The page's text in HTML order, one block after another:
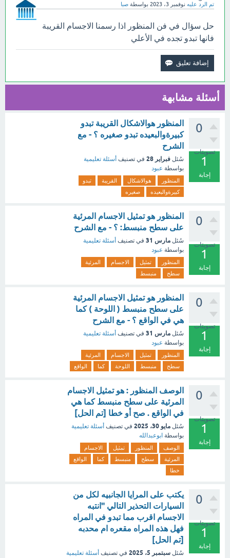
تم الرد عليه نوفمبر 3، 2023 بواسطة صبا
حل سؤال في فن المنظور اذا رسمنا الاجسام القريبة
فانها تبدو تجده في الأعلي
أسئلة مشابهة
0
تصويتات
1
إجابة
المنظور هوالاشكال القريبة تبدو
كبيرةوالبعيده تبدو صغيره ؟ - مع
الشرح
سُئل فبراير 28 في تصنيف أسئلة تعليمية
بواسطة عبود
المنظور هوالاشكال القريبة
تبدو
كبيرةوالبعيده
صغيره
0
تصويتات
1
إجابة
المنظور هو تمثيل الاجسام المرئية
على سطح منبسط: ؟ - مع الشرح
سُئل مارس 31 في تصنيف أسئلة تعليمية
بواسطة عبود
المنظور تمثيل الاجسام
المرئية
سطح
منبسط
0
تصويتات
1
إجابة
المنظور هو تمثيل الاجسام المرئية
على سطح منبسط ( اللوحة ) كما
هي في الواقع ؟ - مع الشرح
سُئل مارس 31 في تصنيف أسئلة تعليمية
بواسطة عبود
المنظور تمثيل الاجسام
المرئية
سطح
منبسط اللوحة كما الواقع
0
تصويتات
1
إجابة
الوصف المنظور : هو تمثيل الاجسام
المرئية على سطح منبسط كما هي
في الواقع . صح أو خطا [تم الحل]
سُئل مايو 30، 2025 في تصنيف أسئلة تعليمية
بواسطة ابوعبدالله
الوصف المنظور تمثيل
الاجسام
المرئية
سطح منبسط كما
الواقع
خطا
0
تصويتات
1
إجابة
يكتب على المرايا الجانبيه لكل من
السيارات التحذير التالي "انتبه
الاجسام اقرب مما تبدو في المراه
فهل هذه المراه مقعره ام محدبه
[تم الحل]
سُئل سبتمبر 5، 2025 في تصنيف أسئلة تعليمية